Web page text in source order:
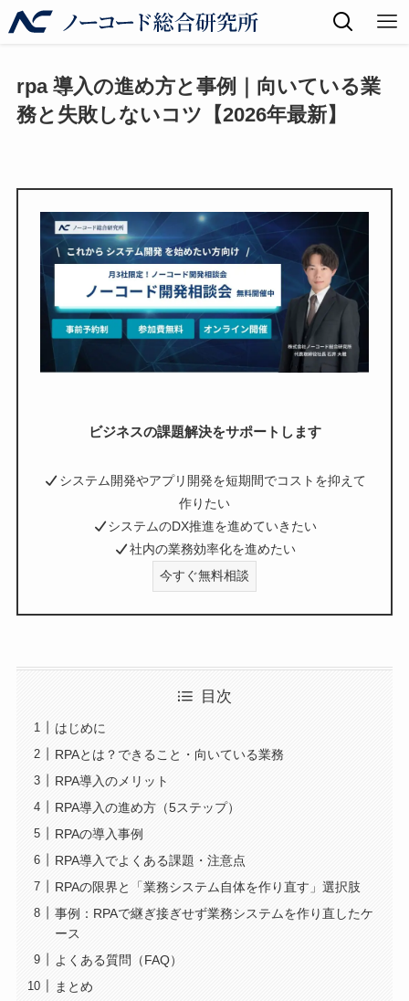
rpa 導入の進め方と事例｜向いている業
務と失敗しないコツ【2026年最新】
ビジネスの課題解決をサポートします
システム開発やアプリ開発を短期間でコストを抑えて
作りたい
システムのDX推進を進めていきたい
社内の業務効率化を進めたい
今すぐ無料相談
目次
はじめに
RPAとは？できること・向いている業務
RPA導入のメリット
RPA導入の進め方（5ステップ）
RPAの導入事例
RPA導入でよくある課題・注意点
RPAの限界と「業務システム自体を作り直す」選択肢
事例：RPAで継ぎ接ぎせず業務システムを作り直したケ
ース
よくある質問（FAQ）
まとめ